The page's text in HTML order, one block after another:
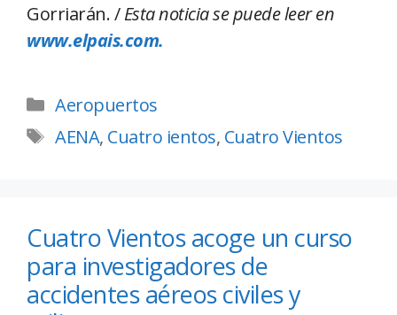
Gorriarán. /Esta noticia se puede leer en
www.elpais.com.
Aeropuertos
AENA, Cuatro ientos, Cuatro Vientos
Cuatro Vientos acoge un curso
para investigadores de
accidentes aéreos civiles y